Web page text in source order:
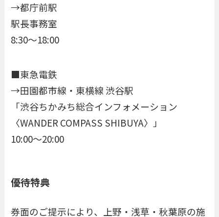
→都庁前駅
駅長事務室
8:30～18:00
■東急電鉄
→田園都市線・東横線 渋谷駅
「渋谷ちかみち総合インフォメーション
〈WANDER COMPASS SHIBUYA〉」
10:00～20:00
優待特典
券面のご提示により、上野・浅草・秋葉原の施